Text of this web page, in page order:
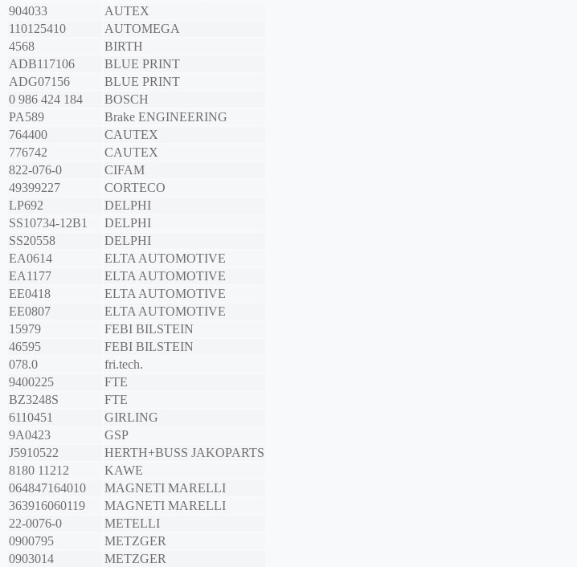
904033
AUTEX
110125410
AUTOMEGA
4568
BIRTH
ADB117106
BLUE PRINT
ADG07156
BLUE PRINT
0 986 424 184
BOSCH
PA589
Brake ENGINEERING
764400
CAUTEX
776742
CAUTEX
822-076-0
CIFAM
49399227
CORTECO
LP692
DELPHI
SS10734-12B1
DELPHI
SS20558
DELPHI
EA0614
ELTA AUTOMOTIVE
EA1177
ELTA AUTOMOTIVE
EE0418
ELTA AUTOMOTIVE
EE0807
ELTA AUTOMOTIVE
15979
FEBI BILSTEIN
46595
FEBI BILSTEIN
078.0
fri.tech.
9400225
FTE
BZ3248S
FTE
6110451
GIRLING
9A0423
GSP
J5910522
HERTH+BUSS JAKOPARTS
8180 11212
KAWE
064847164010
MAGNETI MARELLI
363916060119
MAGNETI MARELLI
22-0076-0
METELLI
0900795
METZGER
0903014
METZGER